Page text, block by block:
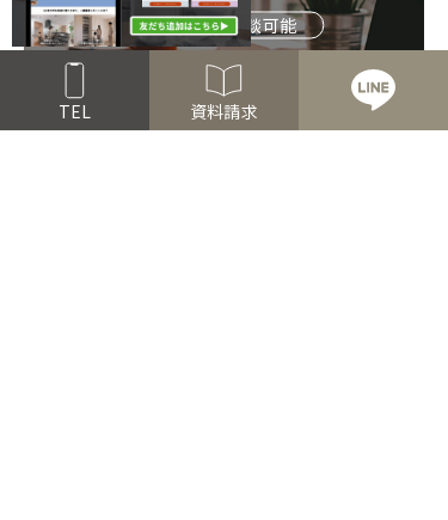
オンライン相談可能
Read more
TEL 資料請求